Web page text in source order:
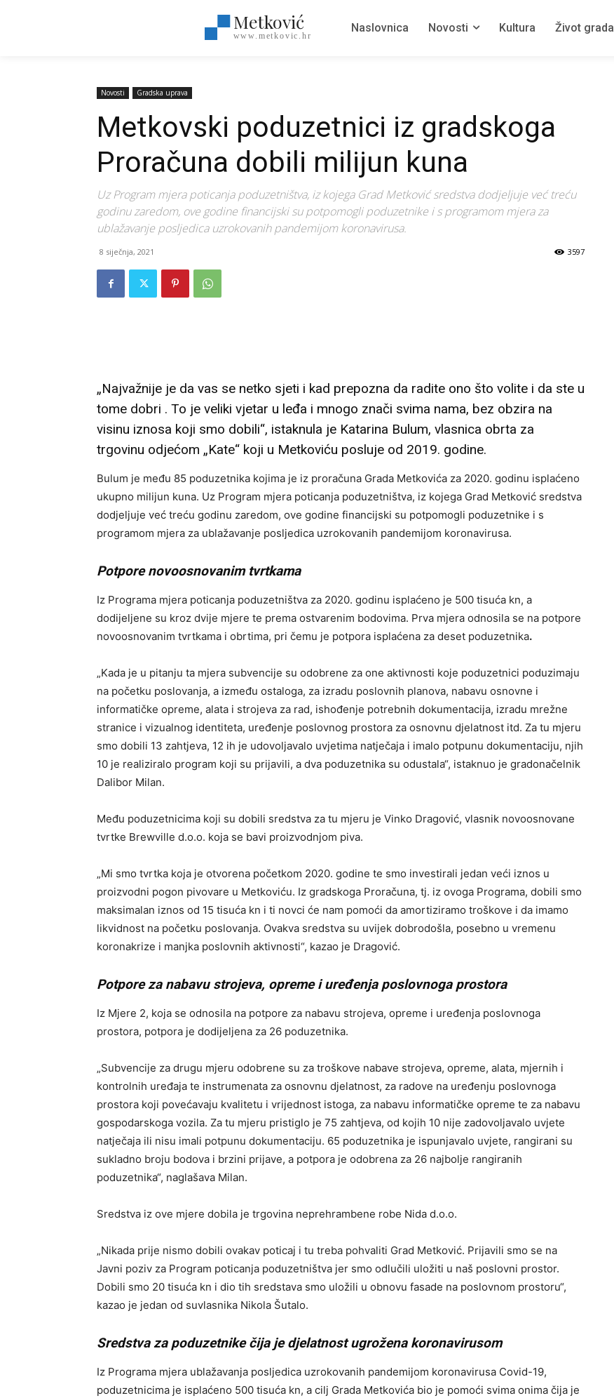
Metković
www.metkovic.hr
Naslovnica Novosti Kultura Život grada
Novosti Gradska uprava
Metkovski poduzetnici iz gradskoga
Proračuna dobili milijun kuna
Uz Program mjera poticanja poduzetništva, iz kojega Grad Metković sredstva dodjeljuje već treću
godinu zaredom, ove godine financijski su potpomogli poduzetnike i s programom mjera za
ublažavanje posljedica uzrokovanih pandemijom koronavirusa.
8 siječnja, 2021 3597
„Najvažnije je da vas se netko sjeti i kad prepozna da radite ono što volite i da ste u
tome dobri . To je veliki vjetar u leđa i mnogo znači svima nama, bez obzira na
visinu iznosa koji smo dobili“, istaknula je Katarina Bulum, vlasnica obrta za
trgovinu odjećom „Kate“ koji u Metkoviću posluje od 2019. godine.
Bulum je među 85 poduzetnika kojima je iz proračuna Grada Metkovića za 2020. godinu isplaćeno
ukupno milijun kuna. Uz Program mjera poticanja poduzetništva, iz kojega Grad Metković sredstva
dodjeljuje već treću godinu zaredom, ove godine financijski su potpomogli poduzetnike i s
programom mjera za ublažavanje posljedica uzrokovanih pandemijom koronavirusa.
Potpore novoosnovanim tvrtkama
Iz Programa mjera poticanja poduzetništva za 2020. godinu isplaćeno je 500 tisuća kn, a
dodijeljene su kroz dvije mjere te prema ostvarenim bodovima. Prva mjera odnosila se na potpore
novoosnovanim tvrtkama i obrtima, pri čemu je potpora isplaćena za deset poduzetnika.
„Kada je u pitanju ta mjera subvencije su odobrene za one aktivnosti koje poduzetnici poduzimaju
na početku poslovanja, a između ostaloga, za izradu poslovnih planova, nabavu osnovne i
informatičke opreme, alata i strojeva za rad, ishođenje potrebnih dokumentacija, izradu mrežne
stranice i vizualnog identiteta, uređenje poslovnog prostora za osnovnu djelatnost itd. Za tu mjeru
smo dobili 13 zahtjeva, 12 ih je udovoljavalo uvjetima natječaja i imalo potpunu dokumentaciju, njih
10 je realiziralo program koji su prijavili, a dva poduzetnika su odustala“, istaknuo je gradonačelnik
Dalibor Milan.
Među poduzetnicima koji su dobili sredstva za tu mjeru je Vinko Dragović, vlasnik novoosnovane
tvrtke Brewville d.o.o. koja se bavi proizvodnjom piva.
„Mi smo tvrtka koja je otvorena početkom 2020. godine te smo investirali jedan veći iznos u
proizvodni pogon pivovare u Metkoviću. Iz gradskoga Proračuna, tj. iz ovoga Programa, dobili smo
maksimalan iznos od 15 tisuća kn i ti novci će nam pomoći da amortiziramo troškove i da imamo
likvidnost na početku poslovanja. Ovakva sredstva su uvijek dobrodošla, posebno u vremenu
koronakrize i manjka poslovnih aktivnosti“, kazao je Dragović.
Potpore za nabavu strojeva, opreme i uređenja poslovnoga prostora
Iz Mjere 2, koja se odnosila na potpore za nabavu strojeva, opreme i uređenja poslovnoga
prostora, potpora je dodijeljena za 26 poduzetnika.
„Subvencije za drugu mjeru odobrene su za troškove nabave strojeva, opreme, alata, mjernih i
kontrolnih uređaja te instrumenata za osnovnu djelatnost, za radove na uređenju poslovnoga
prostora koji povećavaju kvalitetu i vrijednost istoga, za nabavu informatičke opreme te za nabavu
gospodarskoga vozila. Za tu mjeru pristiglo je 75 zahtjeva, od kojih 10 nije zadovoljavalo uvjete
natječaja ili nisu imali potpunu dokumentaciju. 65 poduzetnika je ispunjavalo uvjete, rangirani su
sukladno broju bodova i brzini prijave, a potpora je odobrena za 26 najbolje rangiranih
poduzetnika“, naglašava Milan.
Sredstva iz ove mjere dobila je trgovina neprehrambene robe Nida d.o.o.
„Nikada prije nismo dobili ovakav poticaj i tu treba pohvaliti Grad Metković. Prijavili smo se na
Javni poziv za Program poticanja poduzetništva jer smo odlučili uložiti u naš poslovni prostor.
Dobili smo 20 tisuća kn i dio tih sredstava smo uložili u obnovu fasade na poslovnom prostoru“,
kazao je jedan od suvlasnika Nikola Šutalo.
Sredstva za poduzetnike čija je djelatnost ugrožena koronavirusom
Iz Programa mjera ublažavanja posljedica uzrokovanih pandemijom koronavirusa Covid-19,
poduzetnicima je isplaćeno 500 tisuća kn, a cilj Grada Metkovića bio je pomoći svima onima čija je